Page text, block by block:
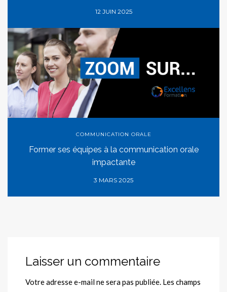
12 JUIN 2025
COMMUNICATION ORALE
Former ses équipes à la communication orale
impactante
3 MARS 2025
Laisser un commentaire
Votre adresse e-mail ne sera pas publiée. Les champs